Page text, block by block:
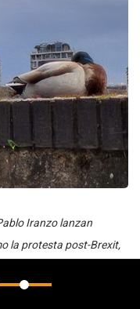
Iranzo lanzan
la protesta post-Brexit,
y mensajes, desde